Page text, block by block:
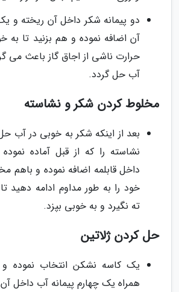
دو پیمانه شکر داخل آن ریخته و
آن اضافه نموده و هم بزنید تا
حرارت ناشی از اجاق گاز باعث می
آب حل گردد.
مخلوط کردن شکر و نشاسته
بعد از اینکه شکر به خوبی در آب
نشاسته را که از قبل آماده
داخل قابلمه اضافه نموده و باهم
خود را به طور مداوم ادامه دهید
ته نگیرد و به خوبی بپزد.
حل کردن ژلاتین
یک کاسه نشکن انتخاب نموده و
همراه یک چهارم پیمانه آب داخل آن